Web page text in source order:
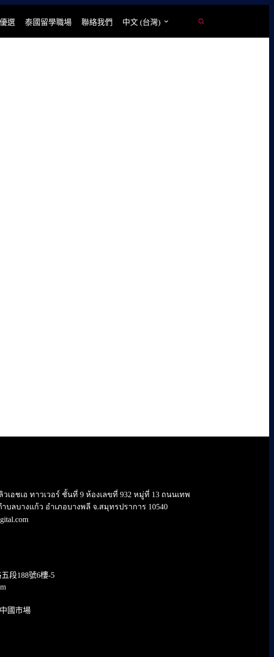
選 泰國留學職場 聯絡我們 中文 (台灣)
วเอชเอ ทาวเวอร์ ชั้นที่ 9 ห้องเลขที่ 932 หมู่ที่ 13 ถนนเทพ
บลบางแก้ว อำเภอบางพลี จ.สมุทรปราการ 10540
段188號6樓-5
國市場